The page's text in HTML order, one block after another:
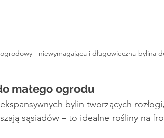
- niewymagająca i długowieczna bylina
małego ogrodu
bylin tworzących
sąsiadów – to idealne rośliny na